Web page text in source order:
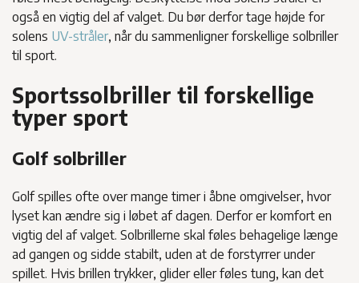
også en vigtig del af valget. Du bør derfor tage højde for
solens UV-stråler, når du sammenligner forskellige solbriller
til sport.
Sportssolbriller til forskellige
typer sport
Golf solbriller
Golf spilles ofte over mange timer i åbne omgivelser, hvor
lyset kan ændre sig i løbet af dagen. Derfor er komfort en
vigtig del af valget. Solbrillerne skal føles behagelige længe
ad gangen og sidde stabilt, uden at de forstyrrer under
spillet. Hvis brillen trykker, glider eller føles tung, kan det